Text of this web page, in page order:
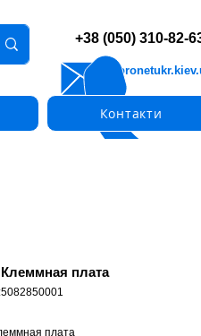
+38 (050) 310-82-
Контакти
Клеммная плата
плата